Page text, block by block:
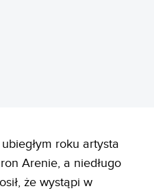
roku artysta
Arenie, a niedługo
że wystąpi w